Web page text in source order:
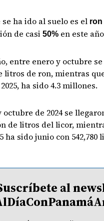
ha ido al suelo es el ron
de casi 50% en este
entre enero y octubre
litros de ron, mientras
ha sido 4.3 millones.
octubre de 2024 se
de litros del licor,
ha sido junio con 542,780
al